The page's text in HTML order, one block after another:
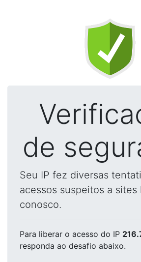
de
Seu IP fez diversas
acessos suspeitos a sites
conosco.
Para liberar o acesso do IP
responda ao desafio abaixo.